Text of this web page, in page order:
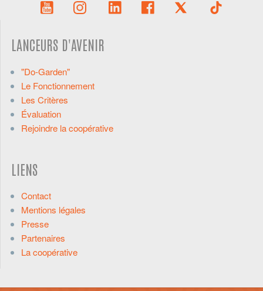
LANCEURS D'AVENIR
"Do-Garden"
Le Fonctionnement
Les Critères
Évaluation
Rejoindre la coopérative
LIENS
Contact
Mentions légales
Presse
Partenaires
La coopérative